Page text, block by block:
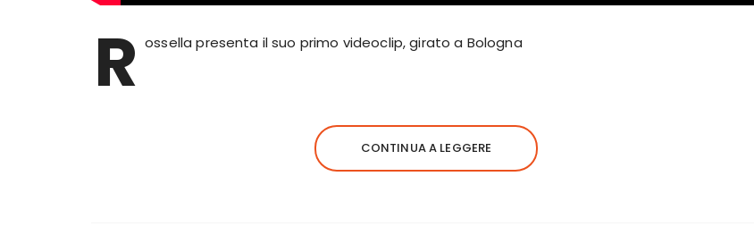
R ossella presenta il suo primo videoclip, girato a Bologna
CONTINUA A LEGGERE